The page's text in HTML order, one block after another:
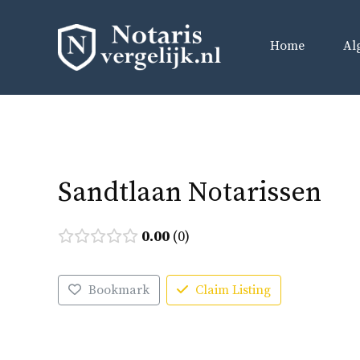
Home
Sandtlaan Notarissen
0.00 0
Bookmark Claim Listing